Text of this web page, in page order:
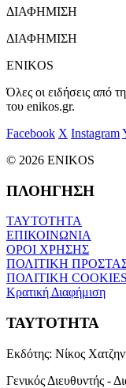
ΔΙΑΦΗΜΙΣΗ
ΔΙΑΦΗΜΙΣΗ
ENIKOS
Όλες οι ειδήσεις από
του enikos.gr.
Facebook X Instagram
© 2026 ENIKOS
ΠΛΟΗΓΗΣΗ
ΤΑΥΤΟΤΗΤΑ
ΕΠΙΚΟΙΝΩΝΙΑ
ΟΡΟΙ ΧΡΗΣΗΣ
ΠΟΛΙΤΙΚΗ
ΠΟΛΙΤΙΚΗ COOKIES
Κρατική Διαφήμιση
ΤΑΥΤΟΤΗΤΑ
Εκδότης: Νίκος
Γενικός Διευθυντής -